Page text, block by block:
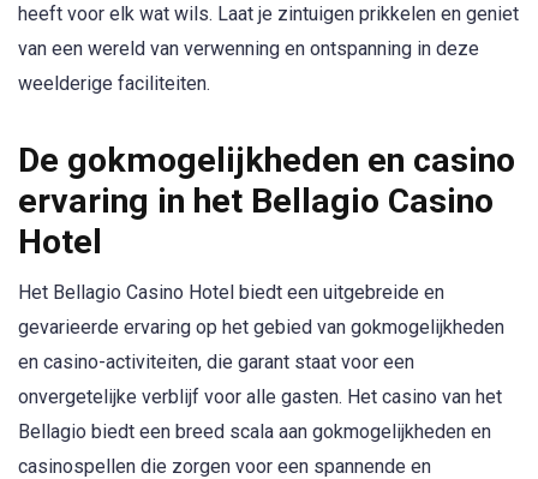
heeft voor elk wat wils. Laat je zintuigen prikkelen en geniet
van een wereld van verwenning en ontspanning in deze
weelderige faciliteiten.
De gokmogelijkheden en casino
ervaring in het Bellagio Casino
Hotel
Het Bellagio Casino Hotel biedt een uitgebreide en
gevarieerde ervaring op het gebied van gokmogelijkheden
en casino-activiteiten, die garant staat voor een
onvergetelijke verblijf voor alle gasten. Het casino van het
Bellagio biedt een breed scala aan gokmogelijkheden en
casinospellen die zorgen voor een spannende en